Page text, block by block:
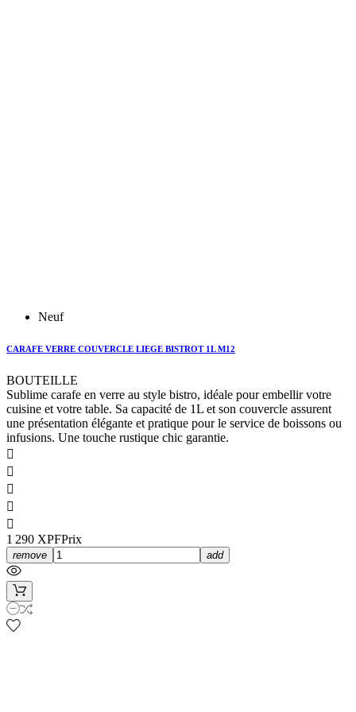
Neuf
CARAFE VERRE COUVERCLE LIEGE BISTROT 1L M12
BOUTEILLE
Sublime carafe en verre au style bistro, idéale pour embellir votre
cuisine et votre table. Sa capacité de 1L et son couvercle assurent
une présentation élégante et pratique pour le service de boissons ou
infusions. Une touche rustique chic garantie.





1 290 XPFPrix
remove add